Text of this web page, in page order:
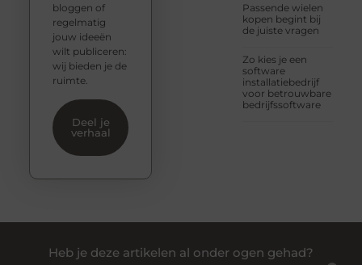
Passende wielen
kopen begint bij
de juiste vragen
Zo kies je een
software
installatiebedrijf
voor betrouwbare
bedrijfssoftware
bloggen of
regelmatig
jouw ideeën
wilt publiceren:
wij bieden je de
ruimte.
Deel je
verhaal
Heb je deze artikelen al onder ogen gehad?